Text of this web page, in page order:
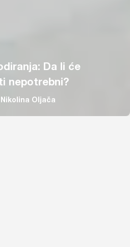
Da li će
nepotrebni?
Nikolina Oljača